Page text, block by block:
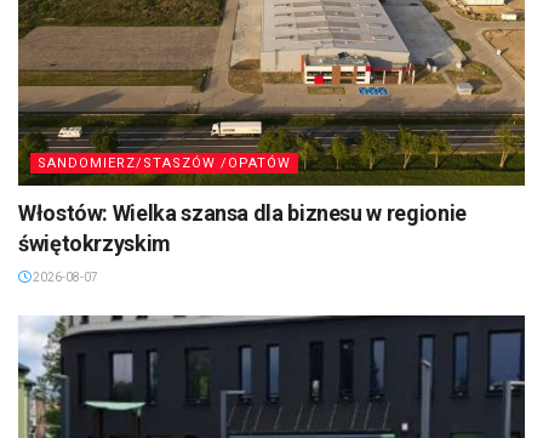
SANDOMIERZ/STASZÓW /OPATÓW
Włostów: Wielka szansa dla biznesu w regionie
świętokrzyskim
2026-08-07